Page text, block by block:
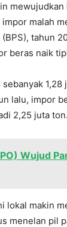
malah
tahun
beras naik
1,28
lalu, impor
2,25 juta
Wujud
makin
menelan pil